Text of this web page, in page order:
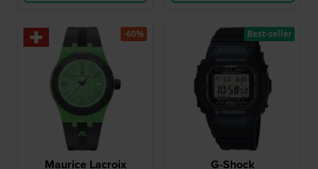
Maurice Lacroix
-60%
G-Shock
Best-seller